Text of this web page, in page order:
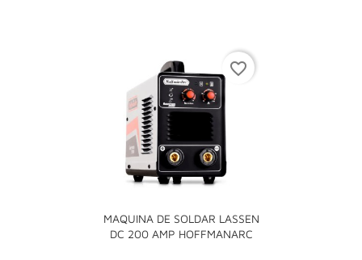
MAQUINA DE SOLDAR LASSEN
DC 200 AMP HOFFMANARC
favorite_border